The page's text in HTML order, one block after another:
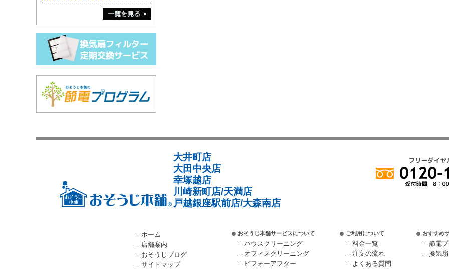
大井町店
大田中央店
幸塚越店
川崎新町店/天満店
戸越銀座駅前店/大森南店
ホーム
店舗案内
おそうじブログ
サイトマップ
おそうじ本舗サービスについて
ハウスクリーニング
オフィスクリーニング
ビフォーアフター
ご利用について
料金一覧
注文の流れ
よくある質問
おすすめ
節電
換気